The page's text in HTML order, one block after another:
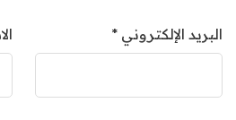
البريد الإلكتروني *